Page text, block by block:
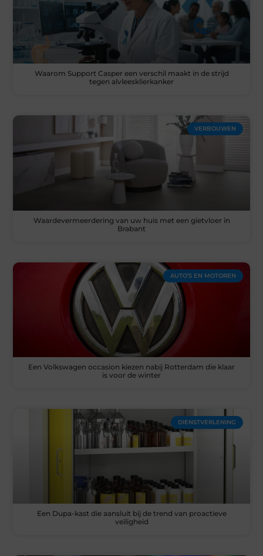
Waarom Support Casper een verschil maakt in de strijd
tegen alvleesklierkanker
VERBOUWEN
Waardevermeerdering van uw huis met een gietvloer in
Brabant
AUTO’S EN MOTOREN
Een Volkswagen occasion kiezen nabij Rotterdam die klaar
is voor de winter
DIENSTVERLENING
Een Dupa-kast die aansluit bij de trend van proactieve
veiligheid